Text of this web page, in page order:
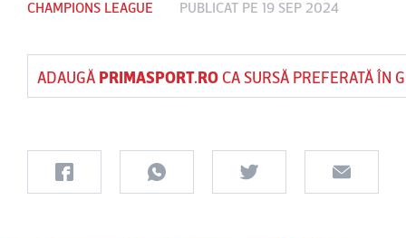
CHAMPIONS LEAGUE PUBLICAT PE 19 SEP 2024
ADAUGĂ PRIMASPORT.ROCA SURSĂ PREFERATĂ ÎN